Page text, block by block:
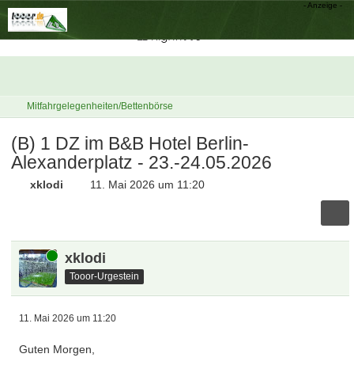
Mitfahrgelegenheiten/Bettenbörse
(B) 1 DZ im B&B Hotel Berlin-
Alexanderplatz - 23.-24.05.2026
xklodi 11. Mai 2026 um 11:20
Online xklodi
Tooor-Urgestein
11. Mai 2026 um 11:20
Guten Morgen,